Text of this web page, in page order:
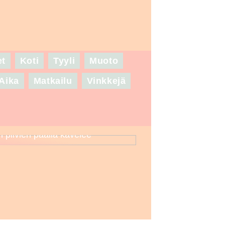
Koti Tyyli
Muoto
Matkailu Vinkkejä
pilvien päällä kävelee